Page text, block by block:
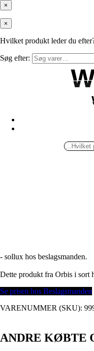
×
×
Hvilket produkt leder du
Søg efter:
- sollux hos beslagsmanden.
Dette produkt fra Orbis i sort
Se prisen hos Beslagsmanden
VARENUMMER (SKU):
ANDRE KØBTE